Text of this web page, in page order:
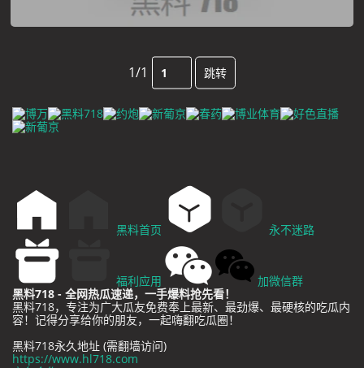
1/1 跳转
黑料首页 永不迷路
福利应用
加微信群
黑料718 - 全网热瓜速递，一手爆料抢先看！
黑料718，专注为广大瓜友免费奉上最新、最劲爆、最硬核的吃瓜内
容！记得分享给你的朋友，一起嗨翻吃瓜圈！
黑料718永久地址 (需翻墙访问)
https://www.hl718.com